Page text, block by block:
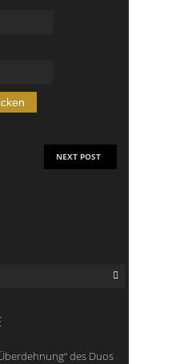
NEXT POST
des Duos